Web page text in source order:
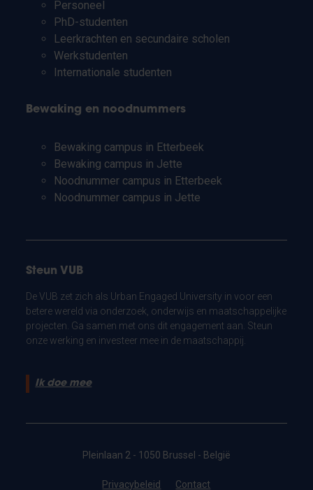
Personeel
PhD-studenten
Leerkrachten en secundaire scholen
Werkstudenten
Internationale studenten
Bewaking en noodnummers
Bewaking campus in Etterbeek
Bewaking campus in Jette
Noodnummer campus in Etterbeek
Noodnummer campus in Jette
Steun VUB
De VUB zet zich als Urban Engaged University in voor een
betere wereld via onderzoek, onderwijs en maatschappelijke
projecten. Ga samen met ons dit engagement aan. Steun
onze werking en investeer mee in de maatschappij.
Ik doe mee
Pleinlaan 2 - 1050 Brussel - België
Privacybeleid Contact